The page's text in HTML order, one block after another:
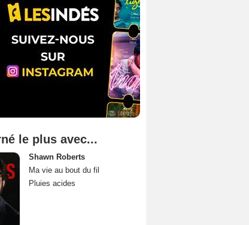
le plus avec...
Shawn Roberts
Ma vie au bout du fil
Pluies acides